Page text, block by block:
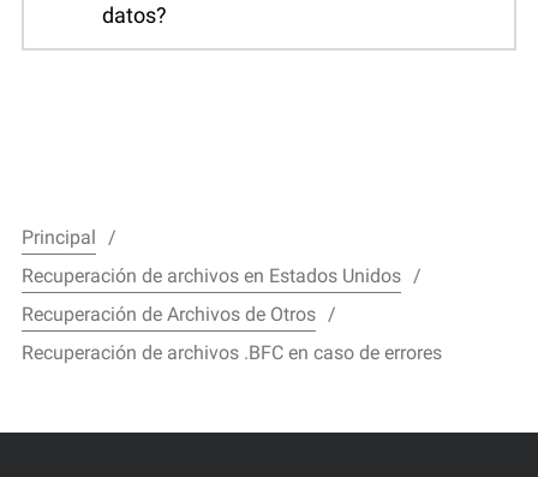
datos?
Principal
Recuperación de archivos en Estados Unidos
Recuperación de Archivos de Otros
Recuperación de archivos .BFC en caso de errores